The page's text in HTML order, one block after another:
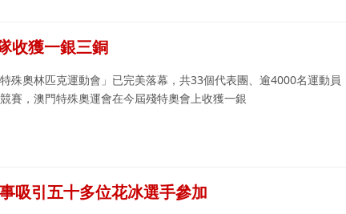
收獲一銀三銅
殊奧林匹克運動會」已完美落幕，共33個代表團、逾4000名運動員
賽，澳門特殊奧運會在今屆殘特奧會上收獲一銀
吸引五十多位花冰選手參加